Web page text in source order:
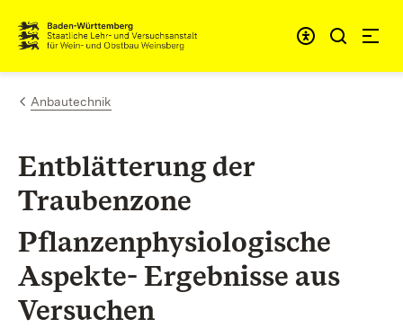
Zum Inhalt springen
Link zur Startseite
Anbautechnik
Entblätterung der
Traubenzone
Pflanzenphysiologische
Aspekte- Ergebnisse aus
Versuchen